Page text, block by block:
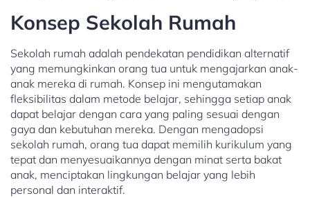
Konsep Sekolah Rumah
Sekolah rumah adalah pendekatan pendidikan alternatif
yang memungkinkan orang tua untuk mengajarkan anak-
anak mereka di rumah. Konsep ini mengutamakan
fleksibilitas dalam metode belajar, sehingga setiap anak
dapat belajar dengan cara yang paling sesuai dengan
gaya dan kebutuhan mereka. Dengan mengadopsi
sekolah rumah, orang tua dapat memilih kurikulum yang
tepat dan menyesuaikannya dengan minat serta bakat
anak, menciptakan lingkungan belajar yang lebih
personal dan interaktif.